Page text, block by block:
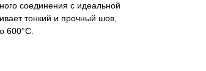
соединения с идеальной
тонкий и прочный шов,
600°С.